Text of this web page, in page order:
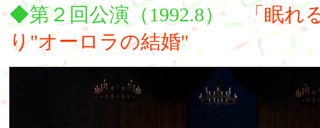
◆第２回公演（1992.8） 「眠れ
り"オーロラの結婚"